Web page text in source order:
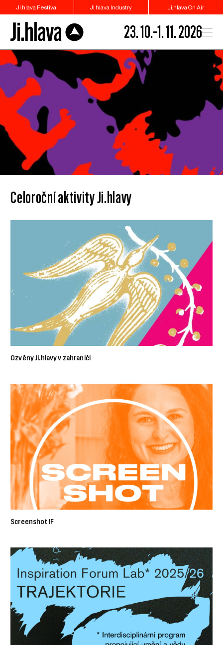
Ji.hlava Festival Ji.hlava Industry Ji.hlava On Air
23. 10.–1. 11. 2026
Celoroční aktivity Ji.hlavy
Ozvěny Ji.hlavy v zahraničí
Screenshot IF